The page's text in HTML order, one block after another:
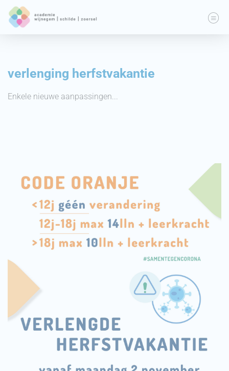
verlenging herfstvakantie
Enkele nieuwe aanpassingen...